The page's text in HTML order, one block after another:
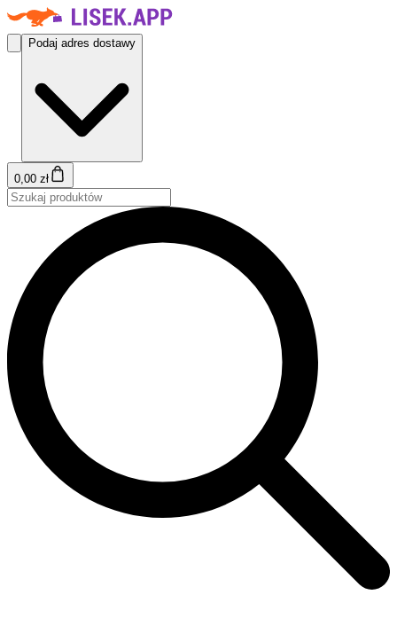
Podaj adres dostawy
0,00 zł